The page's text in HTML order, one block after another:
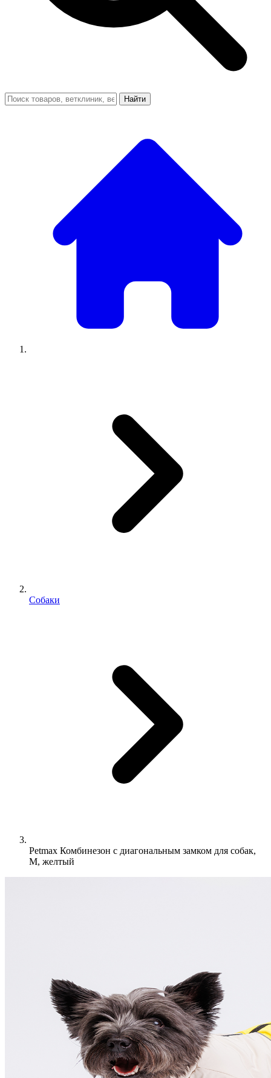
Найти
Собаки
Petmax Комбинезон с диагональным замком для собак,
M, желтый